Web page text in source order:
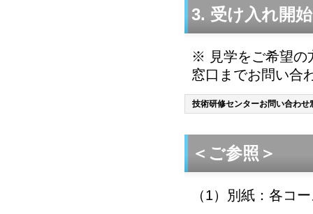
3. 受け入れ開
※ 見学をご希望の
窓口までお問い合
技術研修センターお問い合わせ
＜ご参照＞
（1）別紙：各コ